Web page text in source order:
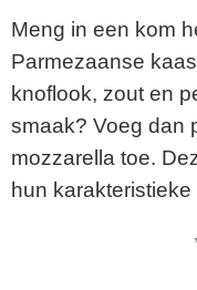
Meng in een kom
Parmezaanse
knoflook, zout en
smaak? Voeg dan
mozzarella toe.
hun